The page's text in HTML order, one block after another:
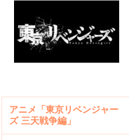
アニメ「東京リベンジャー
ズ 三天戦争編」